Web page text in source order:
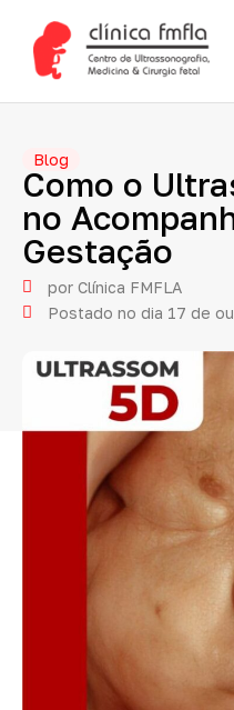
Blog
Como o
no
Gestação
por Clínica FMFLA
Postado no dia 17 de